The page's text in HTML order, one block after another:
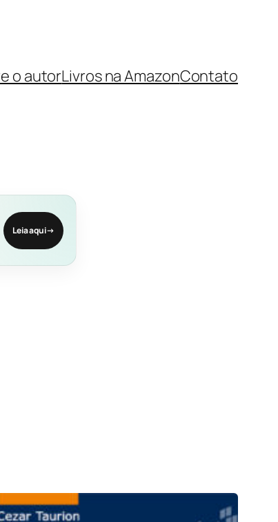
o autorLivros na AmazonContato
Leia aqui→